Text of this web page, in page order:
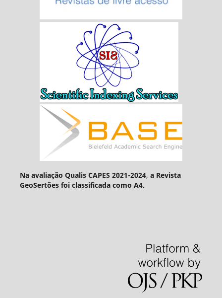
Na avaliação Qualis CAPES 2021-2024, a Revista
GeoSertões foi classificada como A4.